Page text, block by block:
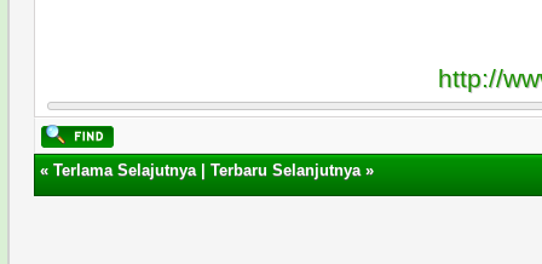
http://
«Terlama Selajutnya|Terbaru Selanjutnya»